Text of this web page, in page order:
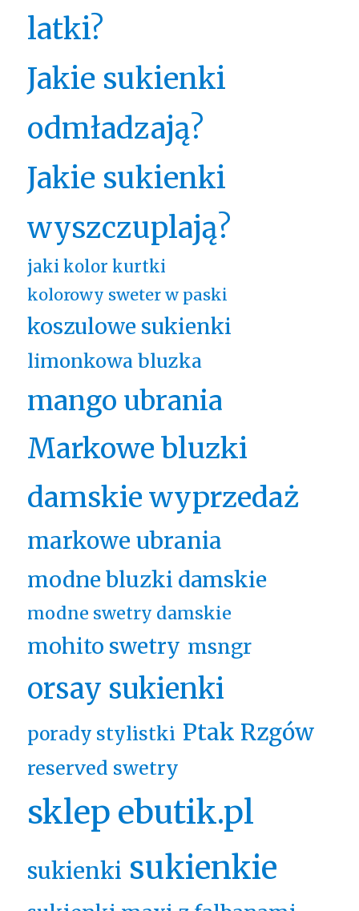
latki?
Jakie sukienki
odmładzają?
Jakie sukienki
wyszczuplają?
jaki kolor kurtki
kolorowy sweter w paski
koszulowe sukienki
limonkowa bluzka
mango ubrania
Markowe bluzki
damskie wyprzedaż
markowe ubrania
modne bluzki damskie
modne swetry damskie
mohito swetry msngr
orsay sukienki
porady stylistki Ptak Rzgów
reserved swetry
sklep ebutik.pl
sukienki sukienkie